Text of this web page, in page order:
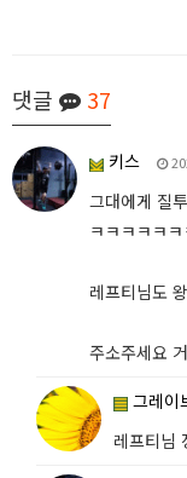
댓글 37
키스
그대에게 질
ㅋㅋㅋㅋㅋ
레프티님도
주소주세요
그레이
레프티님